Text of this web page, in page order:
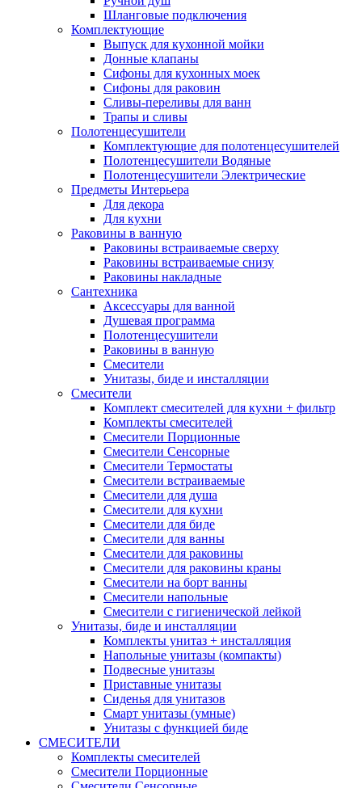
Шланговые подключения
Комплектующие
Выпуск для кухонной мойки
Донные клапаны
Сифоны для кухонных моек
Сифоны для раковин
Сливы-переливы для ванн
Трапы и сливы
Полотенцесушители
Комплектующие для полотенцесушителей
Полотенцесушители Водяные
Полотенцесушители Электрические
Предметы Интерьера
Для декора
Для кухни
Раковины в ванную
Раковины встраиваемые сверху
Раковины встраиваемые снизу
Раковины накладные
Сантехника
Аксессуары для ванной
Душевая программа
Полотенцесушители
Раковины в ванную
Смесители
Унитазы, биде и инсталляции
Смесители
Комплект смесителей для кухни + фильтр
Комплекты смесителей
Смесители Порционные
Смесители Сенсорные
Смесители Термостаты
Смесители встраиваемые
Смесители для душа
Смесители для кухни
Смесители для биде
Смесители для ванны
Смесители для раковины
Смесители для раковины краны
Смесители на борт ванны
Смесители напольные
Смесители с гигиенической лейкой
Унитазы, биде и инсталляции
Комплекты унитаз + инсталляция
Напольные унитазы (компакты)
Подвесные унитазы
Приставные унитазы
Сиденья для унитазов
Смарт унитазы (умные)
Унитазы с функцией биде
СМЕСИТЕЛИ
Комплекты смесителей
Смесители Порционные